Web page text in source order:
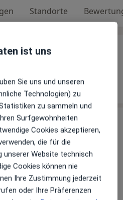
Standorte
Leistungen und Kosten
noch keine Informationen
hinzugefügt.
ist uns
Sie uns und unseren
Technologien) zu
zu sammeln und
Surfgewohnheiten
Cookies akzeptieren,
die für die
unserer Website technisch
Cookies können nie
Ihre Zustimmung jederzeit
oder Ihre Präferenzen